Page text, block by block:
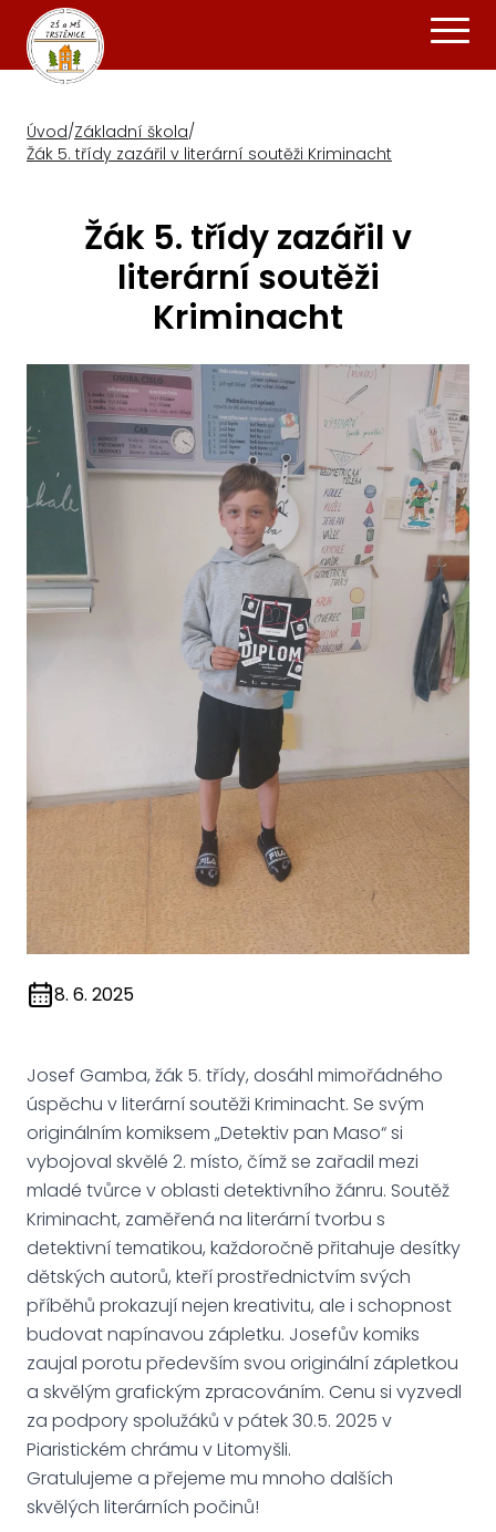
Úvod/Základní škola/
Žák 5. třídy zazářil v literární soutěži Kriminacht
Žák 5. třídy zazářil v
literární soutěži
Kriminacht
8. 6. 2025
Josef Gamba, žák 5. třídy, dosáhl mimořádného
úspěchu v literární soutěži Kriminacht. Se svým
originálním komiksem „Detektiv pan Maso“ si
vybojoval skvělé 2. místo, čímž se zařadil mezi
mladé tvůrce v oblasti detektivního žánru. Soutěž
Kriminacht, zaměřená na literární tvorbu s
detektivní tematikou, každoročně přitahuje desítky
dětských autorů, kteří prostřednictvím svých
příběhů prokazují nejen kreativitu, ale i schopnost
budovat napínavou zápletku. Josefův komiks
zaujal porotu především svou originální zápletkou
a skvělým grafickým zpracováním. Cenu si vyzvedl
za podpory spolužáků v pátek 30.5. 2025 v
Piaristickém chrámu v Litomyšli.
Gratulujeme a přejeme mu mnoho dalších
skvělých literárních počinů!